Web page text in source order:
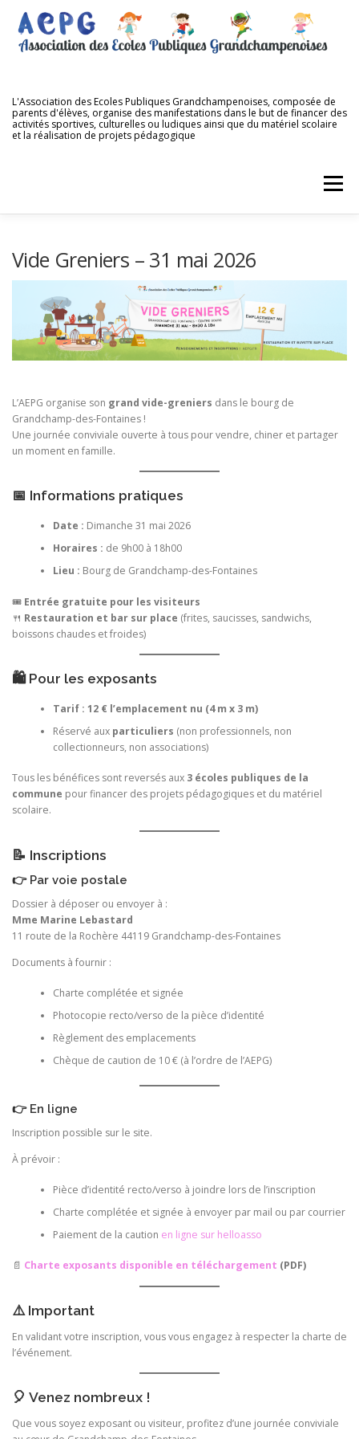
contenu
L'Association des Ecoles Publiques Grandchampenoises, composée de
parents d'élèves, organise des manifestations dans le but de financer des
activités sportives, culturelles ou ludiques ainsi que du matériel scolaire
et la réalisation de projets pédagogique
Menu
NOS MANIFESTATIONS NOS DIFFÉRENTES VENTES
Vide Greniers – 31 mai 2026
L’AEPG organise son grand vide-greniers dans le bourg de
Grandchamp-des-Fontaines !
Une journée conviviale ouverte à tous pour vendre, chiner et partager
un moment en famille.
📅 Informations pratiques
Date : Dimanche 31 mai 2026
Horaires : de 9h00 à 18h00
Lieu : Bourg de Grandchamp-des-Fontaines
🎟️ Entrée gratuite pour les visiteurs
🍴 Restauration et bar sur place (frites, saucisses, sandwichs,
boissons chaudes et froides)
🛍️ Pour les exposants
Tarif : 12 € l’emplacement nu (4 m x 3 m)
Réservé aux particuliers (non professionnels, non
collectionneurs, non associations)
Tous les bénéfices sont reversés aux 3 écoles publiques de la
commune pour financer des projets pédagogiques et du matériel
scolaire.
📝 Inscriptions
👉 Par voie postale
Dossier à déposer ou envoyer à :
Mme Marine Lebastard
11 route de la Rochère 44119 Grandchamp-des-Fontaines
Documents à fournir :
Charte complétée et signée
Photocopie recto/verso de la pièce d’identité
Règlement des emplacements
Chèque de caution de 10 € (à l’ordre de l’AEPG)
👉 En ligne
Inscription possible sur le site.
À prévoir :
Pièce d’identité recto/verso à joindre lors de l’inscription
Charte complétée et signée à envoyer par mail ou par courrier
Paiement de la caution en ligne sur helloasso
📄 Charte exposants disponible en téléchargement (PDF)
⚠️ Important
En validant votre inscription, vous vous engagez à respecter la charte de
l’événement.
🎈 Venez nombreux !
Que vous soyez exposant ou visiteur, profitez d’une journée conviviale